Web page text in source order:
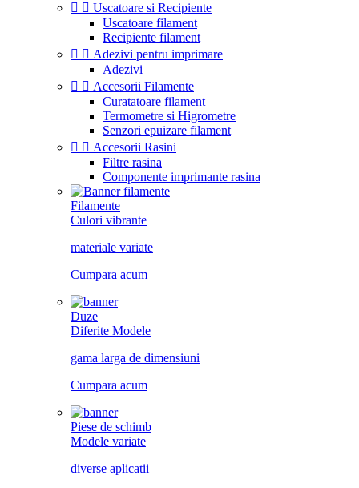
  Uscatoare si Recipiente
Uscatoare filament
Recipiente filament
  Adezivi pentru imprimare
Adezivi
  Accesorii Filamente
Curatatoare filament
Termometre si Higrometre
Senzori epuizare filament
  Accesorii Rasini
Filtre rasina
Componente imprimante rasina
Filamente
Culori vibrante
materiale variate
Cumpara acum
Duze
Diferite Modele
gama larga de dimensiuni
Cumpara acum
Piese de schimb
Modele variate
diverse aplicatii